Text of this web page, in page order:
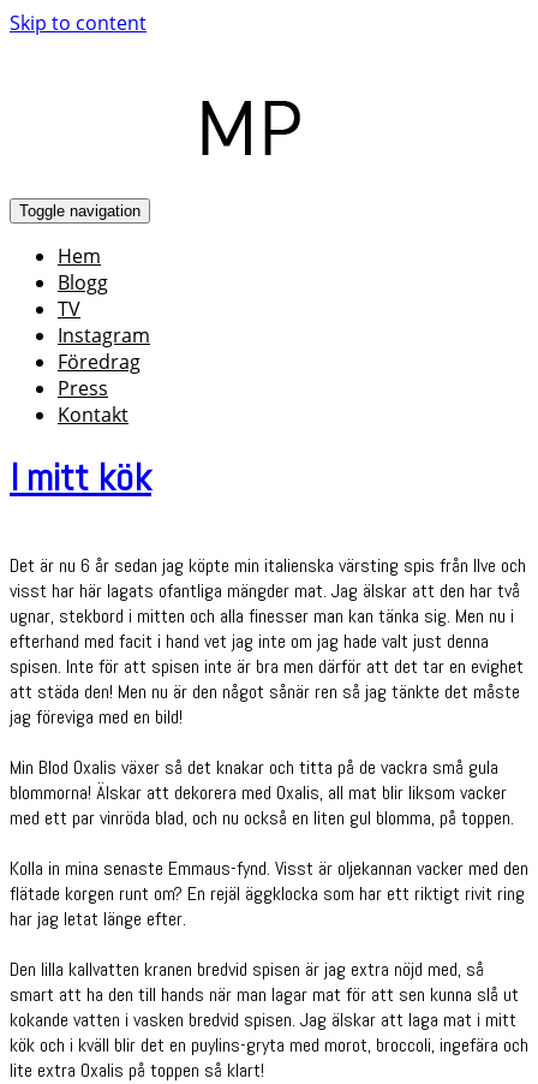
Skip to content
Toggle navigation
Hem
Blogg
TV
Instagram
Föredrag
Press
Kontakt
I mitt kök
Det är nu 6 år sedan jag köpte min italienska värsting spis från Ilve och
visst har här lagats ofantliga mängder mat. Jag älskar att den har två
ugnar, stekbord i mitten och alla finesser man kan tänka sig. Men nu i
efterhand med facit i hand vet jag inte om jag hade valt just denna
spisen. Inte för att spisen inte är bra men därför att det tar en evighet
att städa den! Men nu är den något sånär ren så jag tänkte det måste
jag föreviga med en bild!
Min Blod Oxalis växer så det knakar och titta på de vackra små gula
blommorna! Älskar att dekorera med Oxalis, all mat blir liksom vacker
med ett par vinröda blad, och nu också en liten gul blomma, på toppen.
Kolla in mina senaste Emmaus-fynd. Visst är oljekannan vacker med den
flätade korgen runt om? En rejäl äggklocka som har ett riktigt rivit ring
har jag letat länge efter.
Den lilla kallvatten kranen bredvid spisen är jag extra nöjd med, så
smart att ha den till hands när man lagar mat för att sen kunna slå ut
kokande vatten i vasken bredvid spisen. Jag älskar att laga mat i mitt
kök och i kväll blir det en puylins-gryta med morot, broccoli, ingefära och
lite extra Oxalis på toppen så klart!